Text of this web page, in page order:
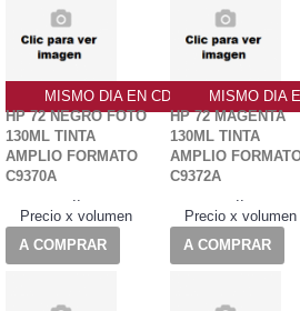
MISMO DIA EN CDMX
HP 72 NEGRO FOTO
130ML TINTA
AMPLIO FORMATO
C9370A
Precio x volumen
A COMPRAR
MISMO DIA
HP 72 MAGENTA
130ML TINTA
AMPLIO
C9372A
Precio x volumen
A COMPRAR